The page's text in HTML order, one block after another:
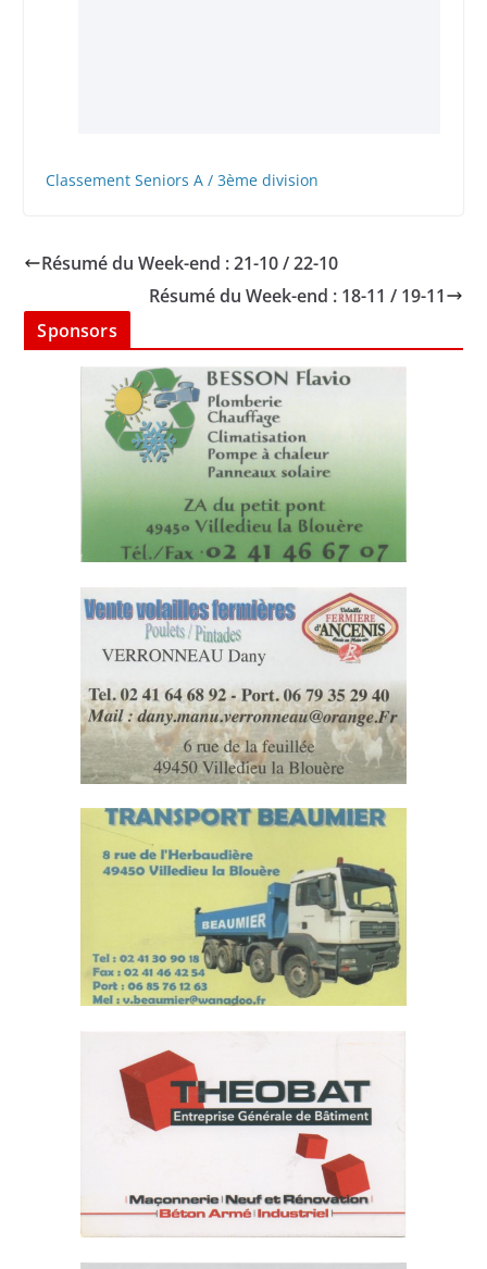
Classement Seniors A / 3ème division
Résumé du Week-end : 21-10 / 22-10
Résumé du Week-end : 18-11 / 19-11
Sponsors